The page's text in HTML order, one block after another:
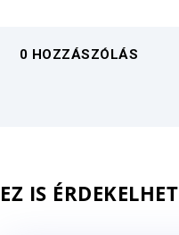
0 HOZZÁSZÓLÁS
EZ IS ÉRDEKELHET